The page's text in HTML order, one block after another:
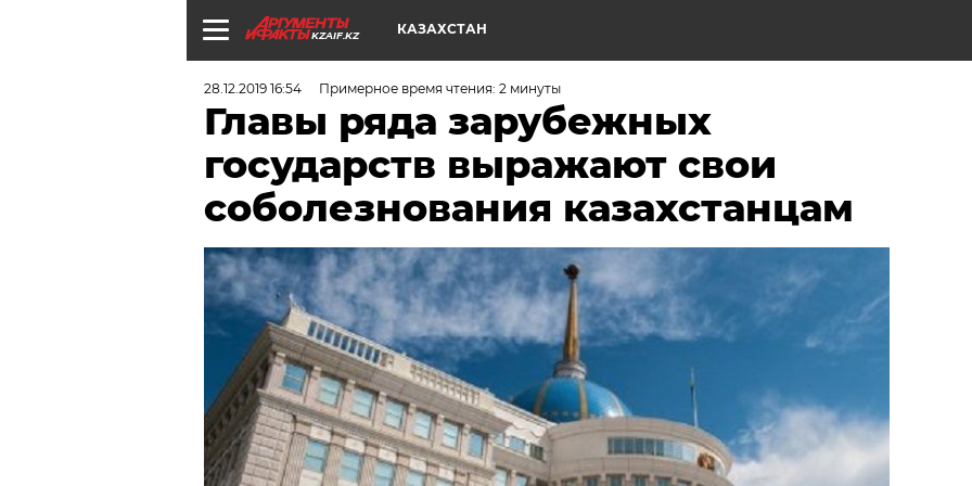
KZAIF.KZ КАЗАХСТАН
28.12.2019 16:54 Примерное время чтения: 2 минуты
Главы ряда зарубежных
государств выражают свои
соболезнования казахстанцам